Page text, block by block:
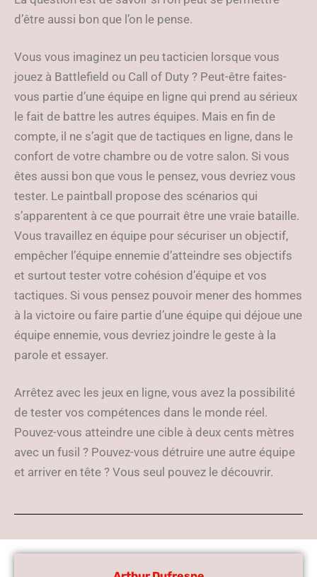
d’être aussi bon que l’on le pense.
Vous vous imaginez un peu tacticien lorsque vous
jouez à Battlefield ou Call of Duty ? Peut-être faites-
vous partie d’une équipe en ligne qui prend au sérieux
le fait de battre les autres équipes. Mais en fin de
compte, il ne s’agit que de tactiques en ligne, dans le
confort de votre chambre ou de votre salon. Si vous
êtes aussi bon que vous le pensez, vous devriez vous
tester. Le paintball propose des scénarios qui
s’apparentent à ce que pourrait être une vraie bataille.
Vous travaillez en équipe pour sécuriser un objectif,
empêcher l’équipe ennemie d’atteindre ses objectifs
et surtout tester votre cohésion d’équipe et vos
tactiques. Si vous pensez pouvoir mener des hommes
à la victoire ou faire partie d’une équipe qui déjoue une
équipe ennemie, vous devriez joindre le geste à la
parole et essayer.
Arrêtez avec les jeux en ligne, vous avez la possibilité
de tester vos compétences dans le monde réel.
Pouvez-vous atteindre une cible à deux cents mètres
avec un fusil ? Pouvez-vous détruire une autre équipe
et arriver en tête ? Vous seul pouvez le découvrir.